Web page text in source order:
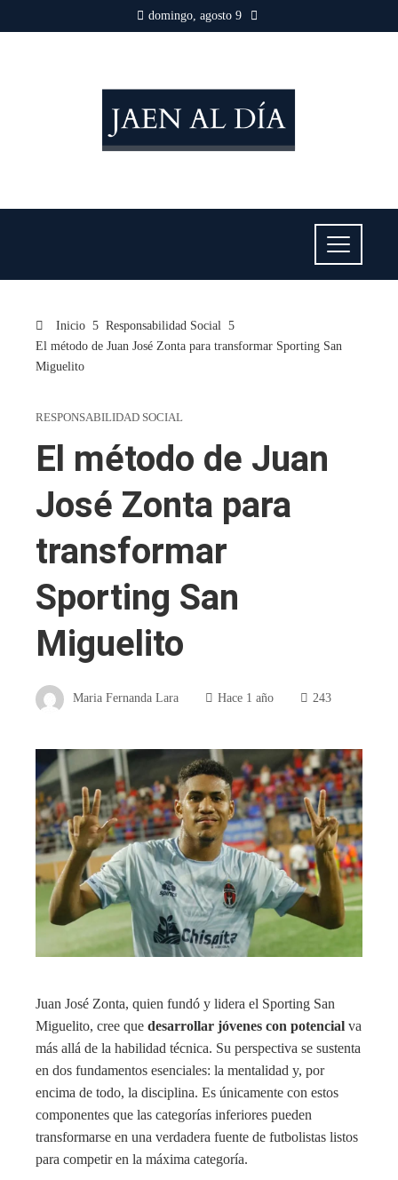
domingo, agosto 9
Inicio
Responsabilidad Social
El método de Juan José Zonta para transformar Sporting San
Miguelito
RESPONSABILIDAD SOCIAL
El método de Juan
José Zonta para
transformar
Sporting San
Miguelito
Maria Fernanda Lara Hace 1 año 243
Juan José Zonta, quien fundó y lidera el Sporting San
Miguelito, cree que desarrollar jóvenes con potencial va
más allá de la habilidad técnica. Su perspectiva se sustenta
en dos fundamentos esenciales: la mentalidad y, por
encima de todo, la disciplina. Es únicamente con estos
componentes que las categorías inferiores pueden
transformarse en una verdadera fuente de futbolistas listos
para competir en la máxima categoría.